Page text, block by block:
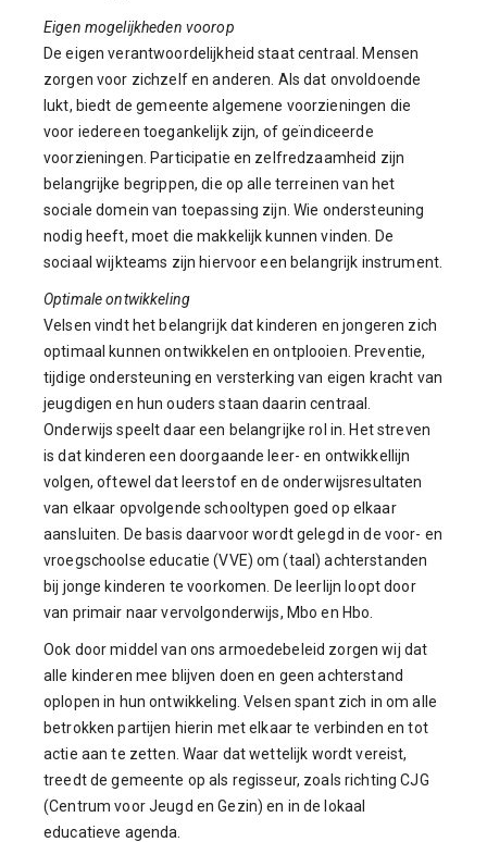
Eigen mogelijkheden voorop
De eigen verantwoordelijkheid staat centraal. Mensen
zorgen voor zichzelf en anderen. Als dat onvoldoende
lukt, biedt de gemeente algemene voorzieningen die
voor iedereen toegankelijk zijn, of geïndiceerde
voorzieningen. Participatie en zelfredzaamheid zijn
belangrijke begrippen, die op alle terreinen van het
sociale domein van toepassing zijn. Wie ondersteuning
nodig heeft, moet die makkelijk kunnen vinden. De
sociaal wijkteams zijn hiervoor een belangrijk instrument.
Optimale ontwikkeling
Velsen vindt het belangrijk dat kinderen en jongeren zich
optimaal kunnen ontwikkelen en ontplooien. Preventie,
tijdige ondersteuning en versterking van eigen kracht van
jeugdigen en hun ouders staan daarin centraal.
Onderwijs speelt daar een belangrijke rol in. Het streven
is dat kinderen een doorgaande leer- en ontwikkellijn
volgen, oftewel dat leerstof en de onderwijsresultaten
van elkaar opvolgende schooltypen goed op elkaar
aansluiten. De basis daarvoor wordt gelegd in de voor- en
vroegschoolse educatie (VVE) om (taal) achterstanden
bij jonge kinderen te voorkomen. De leerlijn loopt door
van primair naar vervolgonderwijs, Mbo en Hbo.
Ook door middel van ons armoedebeleid zorgen wij dat
alle kinderen mee blijven doen en geen achterstand
oplopen in hun ontwikkeling. Velsen spant zich in om alle
betrokken partijen hierin met elkaar te verbinden en tot
actie aan te zetten. Waar dat wettelijk wordt vereist,
treedt de gemeente op als regisseur, zoals richting CJG
(Centrum voor Jeugd en Gezin) en in de lokaal
educatieve agenda.